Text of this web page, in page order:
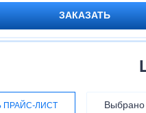
ЗАКАЗАТЬ
ПРАЙС-ЛИСТ Выбрано